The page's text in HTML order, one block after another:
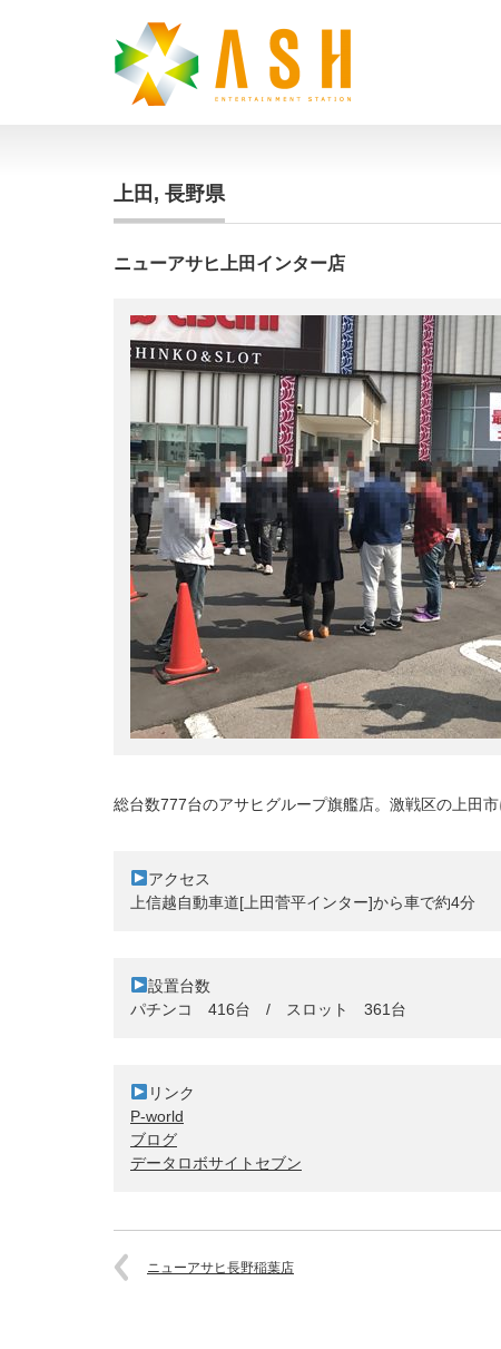
上田 , 長野県
ニューアサヒ上田インター店
総台数777台のアサヒグループ旗艦店。激戦区の上田
アクセス
設置台数
P-world
ブログ
データロボサイトセブン
ニューアサヒ長野稲葉店